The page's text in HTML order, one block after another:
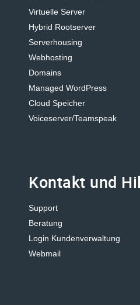
Virtuelle Server
Hybrid Rootserver
Serverhousing
Webhosting
Domains
Managed WordPress
Cloud Speicher
Voiceserver/Teamspeak
Kontakt und
Support
Beratung
Login Kundenverwaltung
Webmail